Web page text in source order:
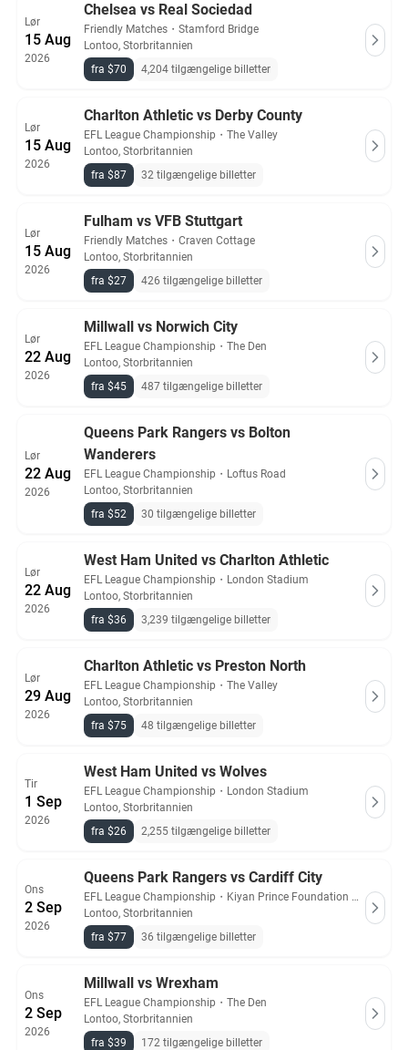
Lør
15 Aug
2026
Chelsea vs Real Sociedad
Friendly Matches ・ Stamford Bridge
Lontoo, Storbritannien
fra $70
4,204 tilgængelige billetter
Lør
15 Aug
2026
Charlton Athletic vs Derby County
EFL League Championship ・ The Valley
Lontoo, Storbritannien
fra $87
32 tilgængelige billetter
Lør
15 Aug
2026
Fulham vs VFB Stuttgart
Friendly Matches ・ Craven Cottage
Lontoo, Storbritannien
fra $27
426 tilgængelige billetter
Lør
22 Aug
2026
Millwall vs Norwich City
EFL League Championship ・ The Den
Lontoo, Storbritannien
fra $45
487 tilgængelige billetter
Lør
22 Aug
2026
Queens Park Rangers vs Bolton
Wanderers
EFL League Championship ・ Loftus Road
Lontoo, Storbritannien
fra $52
30 tilgængelige billetter
Lør
22 Aug
2026
West Ham United vs Charlton Athletic
EFL League Championship ・ London Stadium
Lontoo, Storbritannien
fra $36
3,239 tilgængelige billetter
Lør
29 Aug
2026
Charlton Athletic vs Preston North
EFL League Championship ・ The Valley
Lontoo, Storbritannien
fra $75
48 tilgængelige billetter
Tir
1 Sep
2026
West Ham United vs Wolves
EFL League Championship ・ London Stadium
Lontoo, Storbritannien
fra $26
2,255 tilgængelige billetter
Ons
2 Sep
2026
Queens Park Rangers vs Cardiff City
EFL League Championship ・
Kiyan Prince Foundation Stadium
Lontoo, Storbritannien
fra $77
36 tilgængelige billetter
Ons
2 Sep
2026
Millwall vs Wrexham
EFL League Championship ・ The Den
Lontoo, Storbritannien
fra $39
172 tilgængelige billetter